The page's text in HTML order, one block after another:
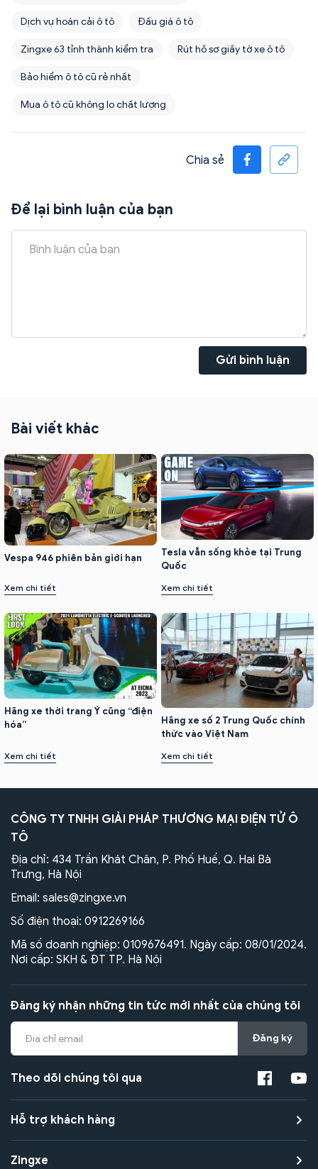
Dịch vụ hoán cải ô tô Đấu giá ô tô
Zingxe 63 tỉnh thành kiểm tra Rút hồ sơ giấy tờ xe ô tô
Bảo hiểm ô tô cũ rẻ nhất
Mua ô tô cũ không lo chất lượng
Chia sẻ
Để lại bình luận của bạn
Gửi bình luận
Bài viết khác
Vespa 946 phiên bản giới hạn
Xem chi tiết
Tesla vẫn sống khỏe tại Trung
Quốc
Xem chi tiết
Hãng xe thời trang Ý cũng “điện
hóa”
Xem chi tiết
Hãng xe số 2 Trung Quốc chính
thức vào Việt Nam
Xem chi tiết
CÔNG TY TNHH GIẢI PHÁP THƯƠNG MẠI ĐIỆN TỬ Ô
TÔ
Địa chỉ: 434 Trần Khát Chân, P. Phố Huế, Q. Hai Bà
Trưng, Hà Nội
Email: sales@zingxe.vn
Số điện thoại: 0912269166
Mã số doanh nghiệp: 0109676491. Ngày cấp: 08/01/2024.
Nơi cấp: SKH & ĐT TP. Hà Nội
Đăng ký nhận những tin tức mới nhất của chúng tôi
Đăng ký
Theo dõi chúng tôi qua
Hỗ trợ khách hàng
Zingxe